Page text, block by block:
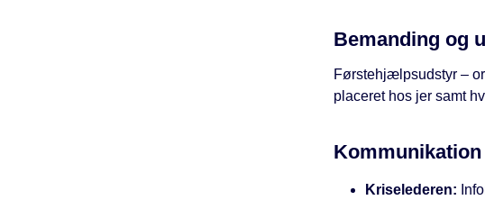
Bemanding og
Førstehjælpsudstyr –
placeret hos jer samt
Kommunikation
Kriselederen: